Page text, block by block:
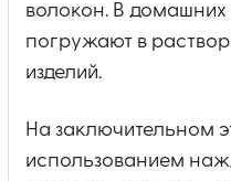
волокон. В домашних
погружают в
изделий.
На заключительном
использованием